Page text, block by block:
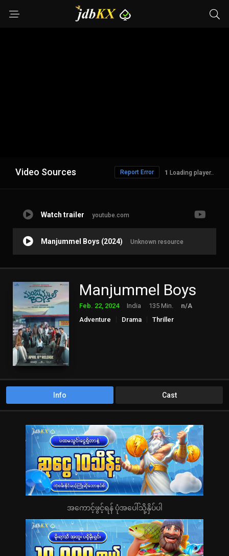
Video Sources Loading player..
Report Error
Watch trailer youtube.com
Manjummel Boys (2024) Unknown resource
Manjummel Boys
Feb. 22, 2024 India 135 Min.
n/A
Adventure
Drama Thriller
Info Cast
အကောင့်ဖွင့်ရန် ပုံအပေါ်သို့နှိပ်ပါ